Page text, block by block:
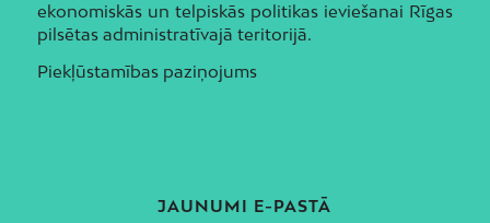
ekonomiskās un telpiskās politikas ieviešanai Rīgas
pilsētas administratīvajā teritorijā.
Piekļūstamības paziņojums
JAUNUMI E-PASTĀ